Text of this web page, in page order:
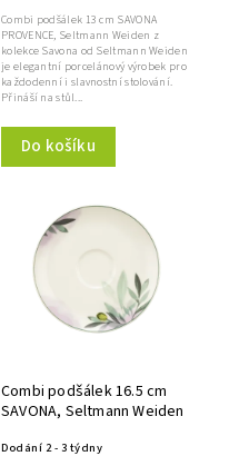
Do košíku
Combi podšálek 13 cm SAVONA
PROVENCE, Seltmann Weiden z
kolekce Savona od Seltmann Weiden
je elegantní porcelánový výrobek pro
každodenní i slavnostní stolování.
Přináší na stůl...
Combi podšálek 16.5 cm
SAVONA, Seltmann Weiden
Dodání 2 - 3 týdny